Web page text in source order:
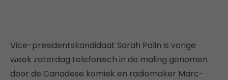
Vice-presidentskandidaat Sarah Palin is vorige
week zaterdag telefonisch in de maling genomen
door de Canadese komiek en radiomaker Marc-